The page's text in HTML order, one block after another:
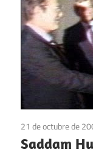
21 de octubre de
Saddam